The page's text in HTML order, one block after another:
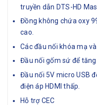
truyền dẫn DTS-HD
Đồng không chứa oxy
cao.
Các đầu nối khóa mạ
Đầu nối gốm sứ để tăng
Đầu nối 5V micro USB
điện áp HDMI thấp.
Hỗ trợ CEC